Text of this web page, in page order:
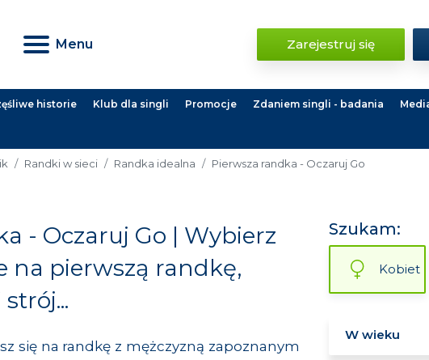
Menu Zarejestruj się
historie Klub dla singli Promocje Zdaniem singli - badania
Randki w sieci Randka idealna Pierwsza randka - Oczaruj Go
Szukam:
Kobiet
- Oczaruj Go | Wybierz
na pierwszą randkę,
się na randkę z mężczyzną zapoznanym